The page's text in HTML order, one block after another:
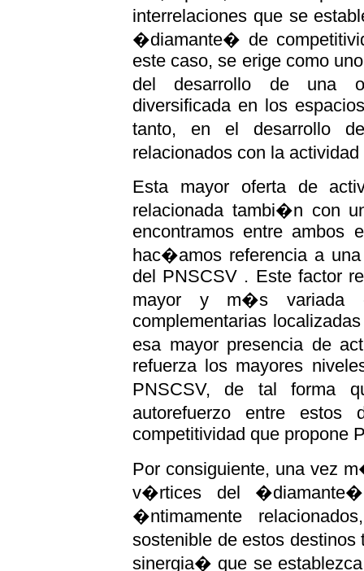
interrelaciones que se
�diamante� de
este caso, se erige como
del desarrollo de una
diversificada en los
tanto, en el desarrollo
relacionados con la
Esta mayor oferta de
relacionada tambi�n con
encontramos entre ambos
hac�amos referencia a
del PNSCSV . Este factor
mayor y m�s variada
complementarias
esa mayor presencia de
refuerza los mayores
PNSCSV, de tal forma
autorefuerzo entre
competitividad que propone
Por consiguiente, una vez
v�rtices del �diamante�
�ntimamente
sostenible de estos
sinergia� que se